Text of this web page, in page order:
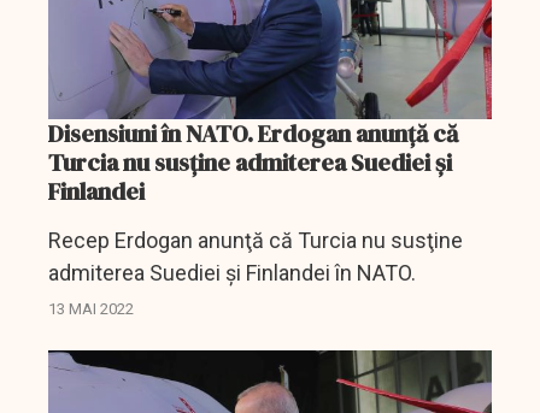
Disensiuni în NATO. Erdogan anunţă că
Turcia nu susţine admiterea Suediei şi
Finlandei
Recep Erdogan anunţă că Turcia nu susţine
admiterea Suediei şi Finlandei în NATO.
13 MAI 2022